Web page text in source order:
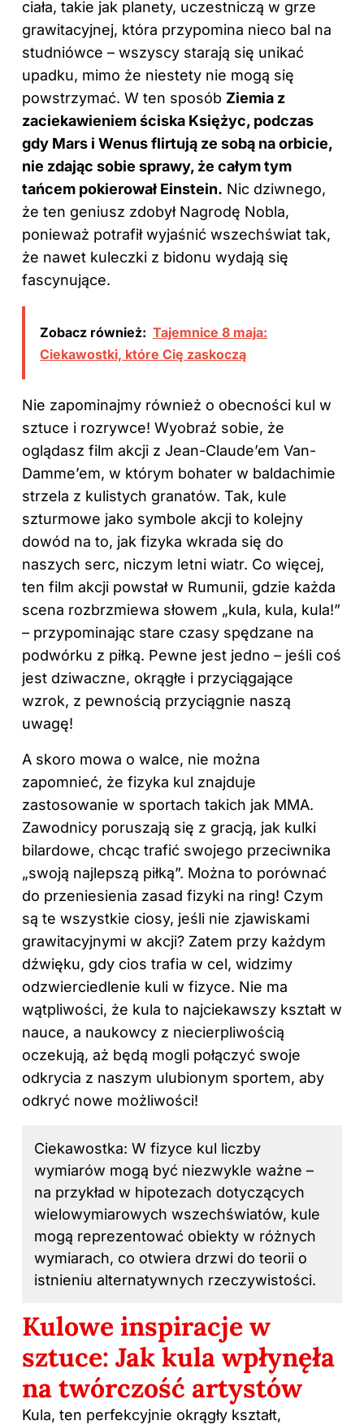
ciała, takie jak planety, uczestniczą w grze
grawitacyjnej, która przypomina nieco bal na
studniówce – wszyscy starają się unikać
upadku, mimo że niestety nie mogą się
powstrzymać. W ten sposób Ziemia z
zaciekawieniem ściska Księżyc, podczas
gdy Mars i Wenus flirtują ze sobą na orbicie,
nie zdając sobie sprawy, że całym tym
tańcem pokierował Einstein. Nic dziwnego,
że ten geniusz zdobył Nagrodę Nobla,
ponieważ potrafił wyjaśnić wszechświat tak,
że nawet kuleczki z bidonu wydają się
fascynujące.
Zobacz również: Tajemnice 8 maja:
Ciekawostki, które Cię zaskoczą
Nie zapominajmy również o obecności kul w
sztuce i rozrywce! Wyobraź sobie, że
oglądasz film akcji z Jean-Claude’em Van-
Damme’em, w którym bohater w baldachimie
strzela z kulistych granatów. Tak, kule
szturmowe jako symbole akcji to kolejny
dowód na to, jak fizyka wkrada się do
naszych serc, niczym letni wiatr. Co więcej,
ten film akcji powstał w Rumunii, gdzie każda
scena rozbrzmiewa słowem „kula, kula, kula!”
– przypominając stare czasy spędzane na
podwórku z piłką. Pewne jest jedno – jeśli coś
jest dziwaczne, okrągłe i przyciągające
wzrok, z pewnością przyciągnie naszą
uwagę!
A skoro mowa o walce, nie można
zapomnieć, że fizyka kul znajduje
zastosowanie w sportach takich jak MMA.
Zawodnicy poruszają się z gracją, jak kulki
bilardowe, chcąc trafić swojego przeciwnika
„swoją najlepszą piłką”. Można to porównać
do przeniesienia zasad fizyki na ring! Czym
są te wszystkie ciosy, jeśli nie zjawiskami
grawitacyjnymi w akcji? Zatem przy każdym
dźwięku, gdy cios trafia w cel, widzimy
odzwierciedlenie kuli w fizyce. Nie ma
wątpliwości, że kula to najciekawszy kształt w
nauce, a naukowcy z niecierpliwością
oczekują, aż będą mogli połączyć swoje
odkrycia z naszym ulubionym sportem, aby
odkryć nowe możliwości!
Ciekawostka: W fizyce kul liczby
wymiarów mogą być niezwykle ważne –
na przykład w hipotezach dotyczących
wielowymiarowych wszechświatów, kule
mogą reprezentować obiekty w różnych
wymiarach, co otwiera drzwi do teorii o
istnieniu alternatywnych rzeczywistości.
Kulowe inspiracje w
sztuce: Jak kula wpłynęła
na twórczość artystów
Kula, ten perfekcyjnie okrągły kształt,